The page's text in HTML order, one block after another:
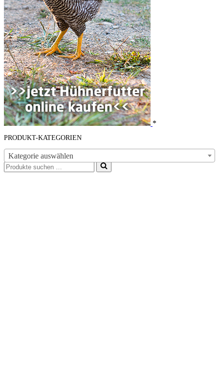
*
PRODUKT-KATEGORIEN
Kategorie auswählen
Suchen
nach …